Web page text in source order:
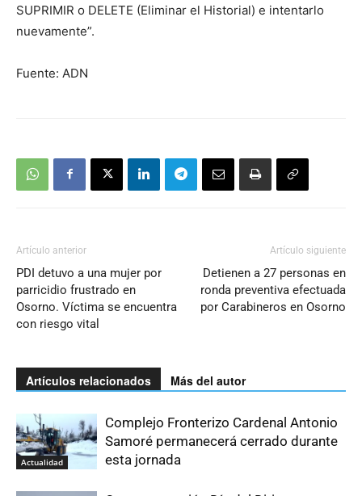
SUPRIMIR o DELETE (Eliminar el Historial) e intentarlo
nuevamente”.
Fuente: ADN
Artículo anterior
PDI detuvo a una mujer por
parricidio frustrado en
Osorno. Víctima se encuentra
con riesgo vital
Artículo siguiente
Detienen a 27 personas en
ronda preventiva efectuada
por Carabineros en Osorno
Artículos relacionados Más del autor
Actualidad
Complejo Fronterizo Cardenal Antonio
Samoré permanecerá cerrado durante
esta jornada